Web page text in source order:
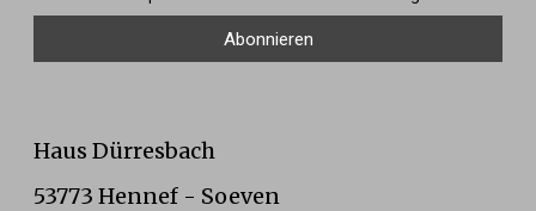
Haus Dürresbach
53773 Hennef - Soeven